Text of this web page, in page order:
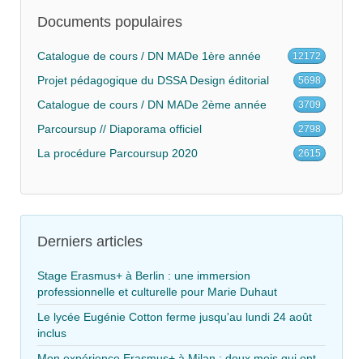
Documents populaires
Catalogue de cours / DN MADe 1ère année 12172
Projet pédagogique du DSSA Design éditorial 5698
Catalogue de cours / DN MADe 2ème année 3709
Parcoursup // Diaporama officiel 2798
La procédure Parcoursup 2020 2615
Derniers articles
Stage Erasmus+ à Berlin : une immersion
professionnelle et culturelle pour Marie Duhaut
Le lycée Eugénie Cotton ferme jusqu'au lundi 24 août
inclus